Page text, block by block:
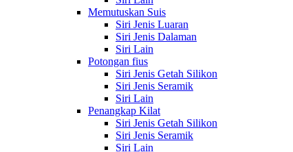
Memutuskan Suis
Siri Jenis Luaran
Siri Jenis Dalaman
Siri Lain
Potongan fius
Siri Jenis Getah Silikon
Siri Jenis Seramik
Siri Lain
Penangkap Kilat
Siri Jenis Getah Silikon
Siri Jenis Seramik
Siri Lain